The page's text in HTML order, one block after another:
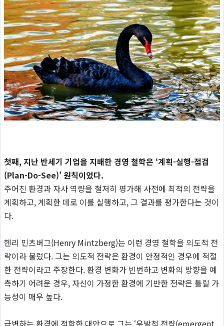
첫째, 지난 반세기 기업을 지배한 경영 철학은 ‘계획-실행-점검
(Plan-Do-See)’ 원칙이었다.
주어진 환경과 자사 역량을 철저히 평가해 사전에 최적의 전략을
계획하고, 계획한 데로 이를 실행하고, 그 결과를 평가한다는 것이
다.
헨리 민츠버그(Henry Mintzberg)는 이런 경영 철학을 의도적 전
략이라 불렀다. 그는 의도적 전략은 환경이 안정적인 경우에 적절
한 전략이라고 주장한다. 환경 변화가 빈번하고 변화의 방향을 예
측하기 어려운 경우, 자신이 가정한 환경에 기반한 전략은 틀릴 가
능성이 매우 높다.
급변하는 환경에 적합한 대안으로 그는 ‘우발적 전략(emergent